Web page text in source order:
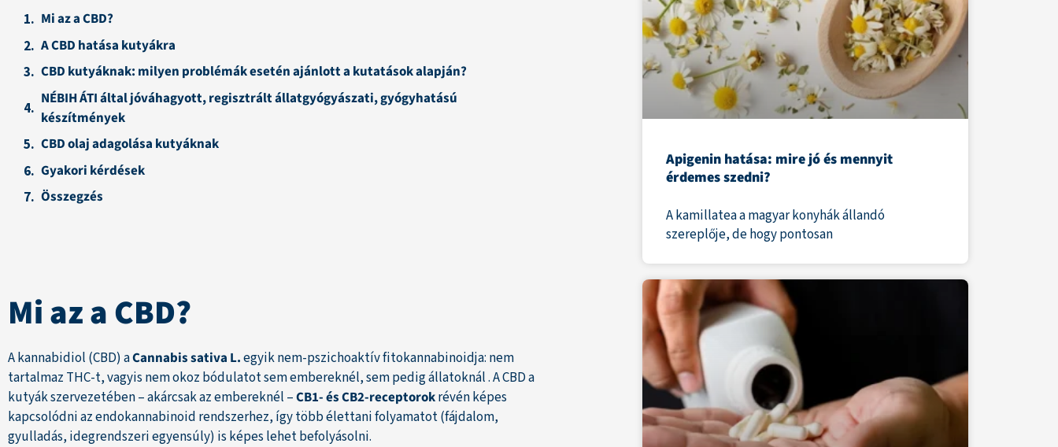
Mi az a CBD?
A CBD hatása kutyákra
CBD kutyáknak: milyen problémák esetén ajánlott a kutatások alapján?
NÉBIH ÁTI által jóváhagyott, regisztrált állatgyógyászati, gyógyhatású
készítmények
CBD olaj adagolása kutyáknak
Gyakori kérdések
Összegzés
Mi az a CBD?
A kannabidiol (CBD) aCannabis sativa L.egyik nem-pszichoaktív fitokannabinoidja: nem
tartalmaz THC-t, vagyis nem okoz bódulatot sem embereknél, sem pedig állatoknál . A CBD a
kutyák szervezetében – akárcsak az embereknél –CB1- és CB2-receptorokrévén képes
kapcsolódni az endokannabinoid rendszerhez, így több élettani folyamatot (fájdalom,
gyulladás, idegrendszeri egyensúly) is képes lehet befolyásolni.
Apigenin hatása: mire jó és mennyit
érdemes szedni?
A kamillatea a magyar konyhák állandó
szereplője, de hogy pontosan